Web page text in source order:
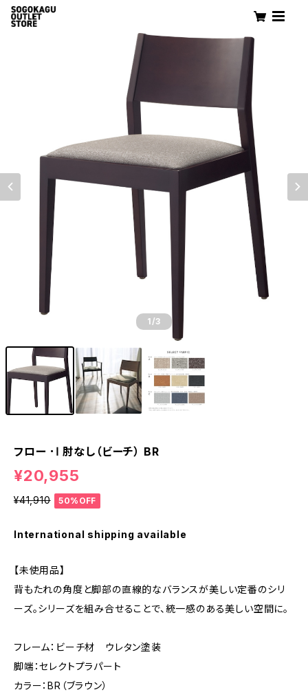
1 /3
フロー ･Ⅰ 肘なし（ビーチ） BR
¥20,955
¥41,910 50%OFF
International shipping available
【未使用品】
背もたれの角度と脚部の直線的なバランスが美しい定番のシリ
ーズ。シリーズを組み合せることで、統一感のある美しい空間に。
フレーム：ビーチ材 ウレタン塗装
脚端：セレクトプラパート
カラー：BR（ブラウン）